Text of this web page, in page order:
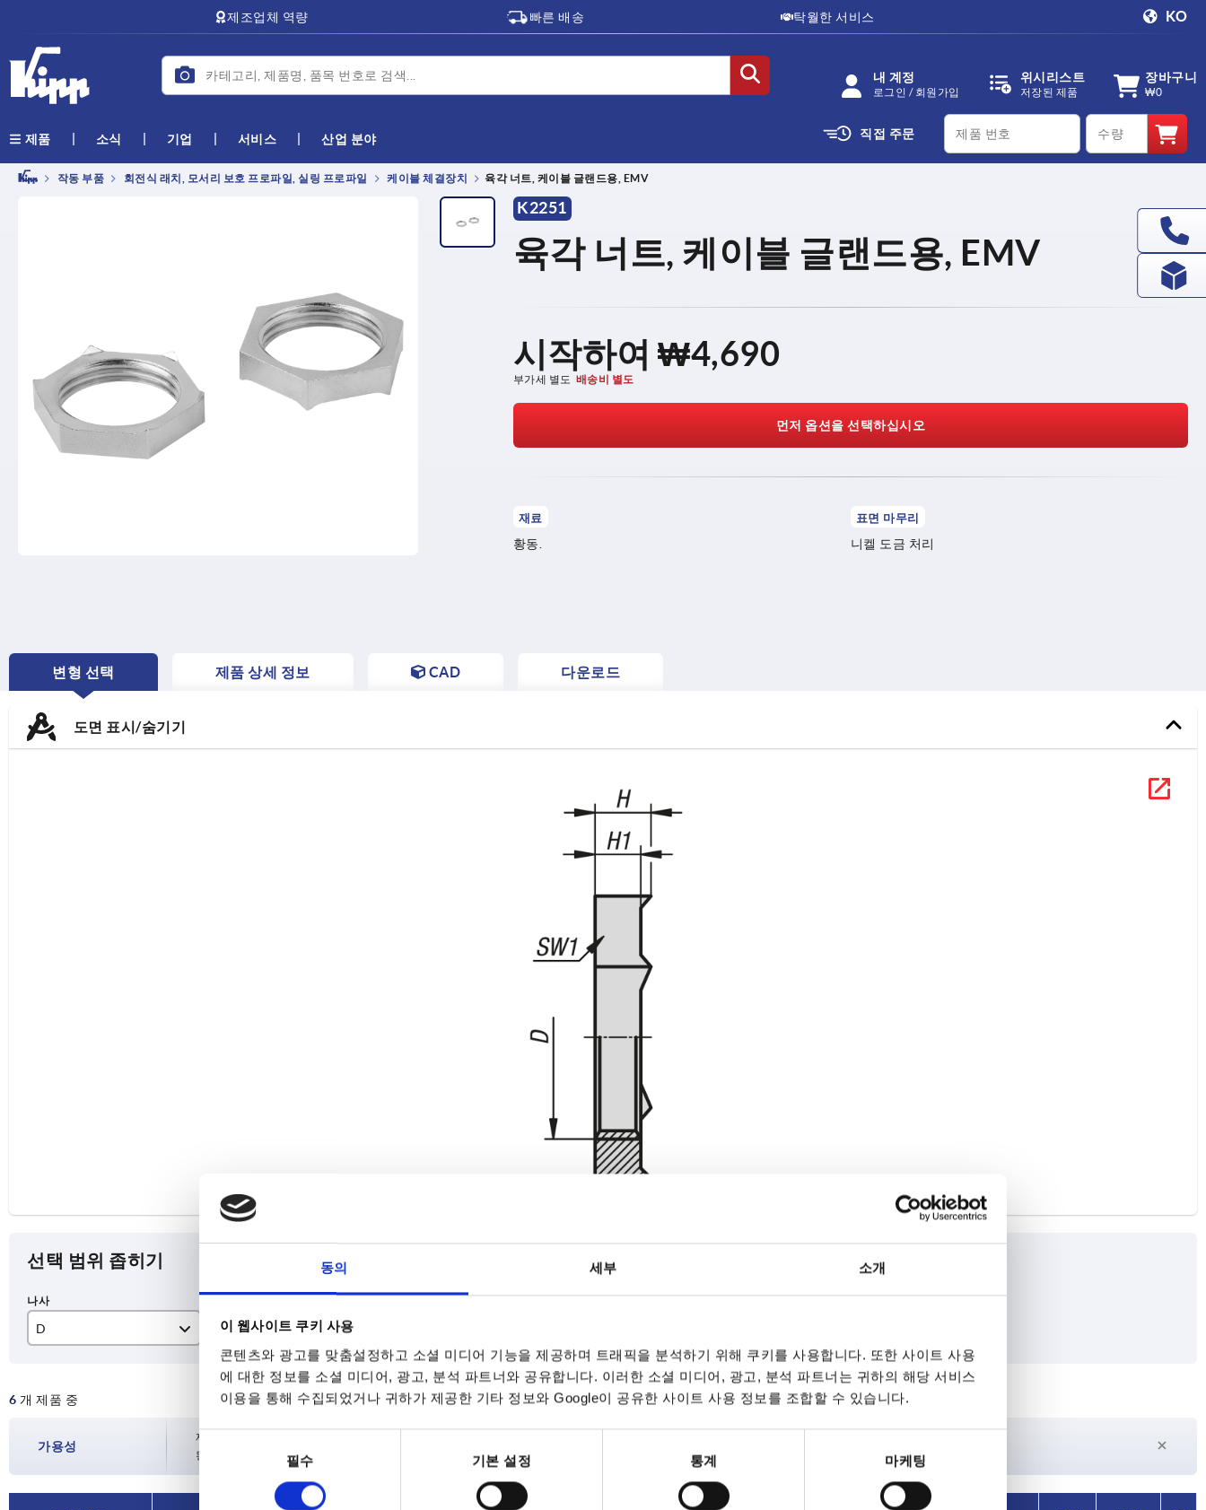
동의 세부 소개
이 웹사이트 쿠키 사용
콘텐츠와 광고를 맞춤설정하고 소셜 미디어 기능을 제공하며 트래픽을 분석하기 위해 쿠키를 사용합니다. 또한 사이트 사용
에 대한 정보를 소셜 미디어, 광고, 분석 파트너와 공유합니다. 이러한 소셜 미디어, 광고, 분석 파트너는 귀하의 해당 서비스
이용을 통해 수집되었거나 귀하가 제공한 기타 정보와 Google이 공유한 사이트 사용 정보를 조합할 수 있습니다.
동
의
필수 기본 설정 통계 마케팅
제조업체 역량 빠른 배송 탁월한 서비스 KO
내 계정
로그인 / 회원가입
위시리스트
저장된 제품
장바구니
₩0
제품 소식 기업 서비스 산업 분야 직접 주문
productCode qty
작동 부품 회전식 래치, 모서리 보호 프로파일, 실링 프로파일 케이블 체결장치 육각 너트, 케이블 글랜드용, EMV
K2251
육각 너트, 케이블 글랜드용, EMV
시작하여₩4,690
부가세 별도 배송비 별도
먼저 옵션을 선택하십시오
재료
황동.
표면 마무리
니켈 도금 처리
변형 선택
CURRENT
제품 상세 정보 CAD 다운로드
도면 표시/숨기기
선택 범위 좁히기
D
M16x1,5
M25x1,5
3,5
3,7
2,8
3
15
19
3,5
6,7
6 개 제품 중 표 확대
가용성
재고 현황은 하루에 여러 번 정기적으로 업데이트됩니다. 주문 완료 전 마지막 단계에서 확정
된 배송일을 확인하실 수 있습니다.